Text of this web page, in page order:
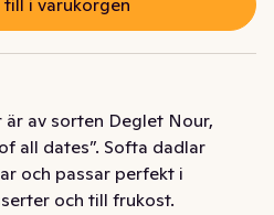
till i varukorgen
av sorten Deglet Nour,
all dates”. Softa dadlar
och passar perfekt i
och till frukost.